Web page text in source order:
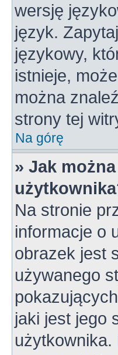
wersję
język.
językowy,
istnieje,
można
strony tej
Na górę
» Jak
Na stronie
informacje o
obrazek jest
używanego
jaki jest jego